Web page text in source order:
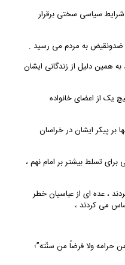
سیاسی سختی برقرار
ضدونقیض به مردم می رسید .
به همین دلیل از زندگانی ایشان
یک از اعضای خانواده
بر پیکر ایشان در خراسان
تسلط بیشتر بر امام نهم ،
، عده ای از عباسیان خطر
می کردند ،
حرامه ولا فرضاً من سنّته”؛